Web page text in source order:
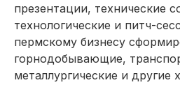
презентации, технические
технологические и питч-
пермскому бизнесу
горнодобывающие,
металлургические и другие